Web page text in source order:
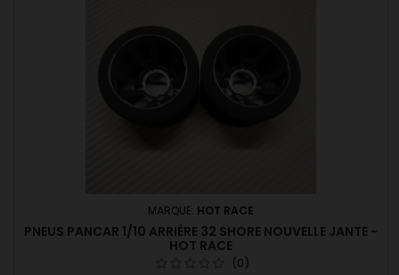
MARQUE: HOT RACE
PNEUS PANCAR 1/10 ARRIÈRE 32 SHORE NOUVELLE JANTE -
HOT RACE
(0)